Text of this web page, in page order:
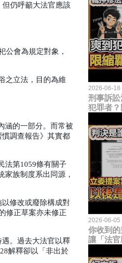
仍呼籲大法官應該
公會為規定對象，
之立法，目的為維
涵的一部分。而常被
調查報告》其實都
法第1059條有關子
族制度系出同源，
修改或廢除構成對
修正草案亦未修正
。過去大法官以釋
解釋卻以「非出於
2026-06-18
刑事訴
犯罪者
2026-06-05
你收到
讓「法